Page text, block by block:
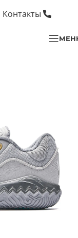
Контакты